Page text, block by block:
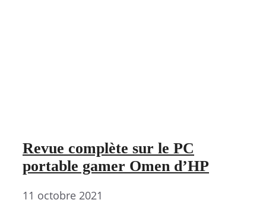
Revue complète sur le PC
portable gamer Omen d’HP
11 octobre 2021